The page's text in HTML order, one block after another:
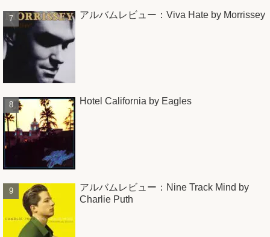
アルバムレビュー：Viva Hate by Morrissey
Hotel California by Eagles
アルバムレビュー：Nine Track Mind by
Charlie Puth